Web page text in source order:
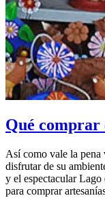
Qué comprar
Así como vale la
disfrutar de su
y el espectacular
para comprar